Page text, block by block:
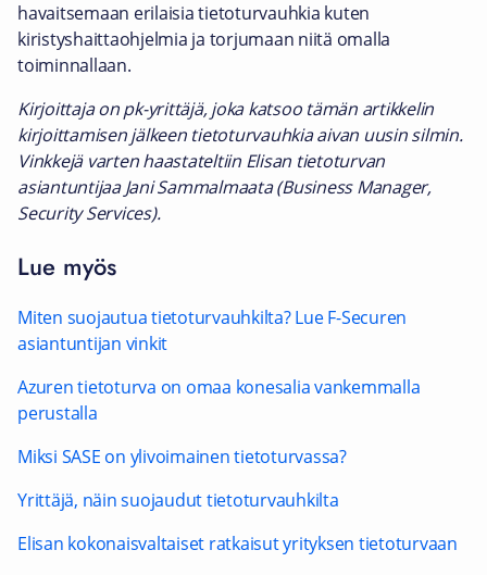
havaitsemaan erilaisia tietoturvauhkia kuten
kiristyshaittaohjelmia ja torjumaan niitä omalla
toiminnallaan.
Kirjoittaja on pk-yrittäjä, joka katsoo tämän artikkelin
kirjoittamisen jälkeen tietoturvauhkia aivan uusin silmin.
Vinkkejä varten haastateltiin Elisan tietoturvan
asiantuntijaa Jani Sammalmaata (Business Manager,
Security Services).
Lue myös
Miten suojautua tietoturvauhkilta? Lue F-Securen
asiantuntijan vinkit
Azuren tietoturva on omaa konesalia vankemmalla
perustalla
Miksi SASE on ylivoimainen tietoturvassa?
Yrittäjä, näin suojaudut tietoturvauhkilta
Elisan kokonaisvaltaiset ratkaisut yrityksen tietoturvaan